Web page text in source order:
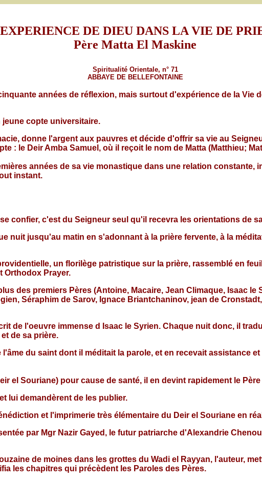
DE DIEU DANS LA VIE DE
Père Matta El Maskine
Spiritualité Orientale, n° 71
ABBAYE DE BELLEFONTAINE
années de réflexion, mais surtout d'expérience de la Vie
copte universitaire.
donne l'argent aux pauvres et décide d'offrir sa vie au
: le Deir Amba Samuel, où il reçoit le nom de Matta (Matthieu;
années de sa vie monastique dans une relation constante,
instant.
confier, c'est du Seigneur seul qu'il recevra les orientations de
nuit jusqu'au matin en s'adonnant à la prière fervente, à la
un florilège patristique sur la prière, rassemblé en
Orthodox Prayer.
des premiers Pères (Antoine, Macaire, Jean Climaque, Isaac
Séraphim de Sarov, Ignace Briantchaninov, jean de
de l'oeuvre immense d Isaac le Syrien. Chaque nuit donc, il
de sa prière.
du saint dont il méditait la parole, et en recevait assistance
el Souriane) pour cause de santé, il en devint rapidement le
lui demandèrent de les publier.
et l'imprimerie très élémentaire du Deir el Souriane en
par Mgr Nazir Gayed, le futur patriarche d'Alexandrie
de moines dans les grottes du Wadi el Rayyan, l'auteur,
les chapitres qui précèdent les Paroles des Pères.